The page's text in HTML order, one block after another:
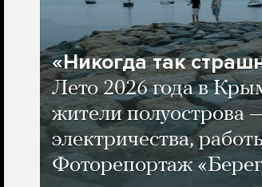
«Никогда так
Лето 2026 года в
жители полуострова
электричества,
Фоторепортаж